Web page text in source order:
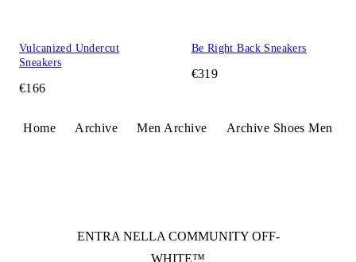
Vulcanized Undercut
Sneakers
€166
Be Right Back Sneakers
€319
Home Archive Men Archive Archive Shoes Men
ENTRA NELLA COMMUNITY OFF-
WHITE™